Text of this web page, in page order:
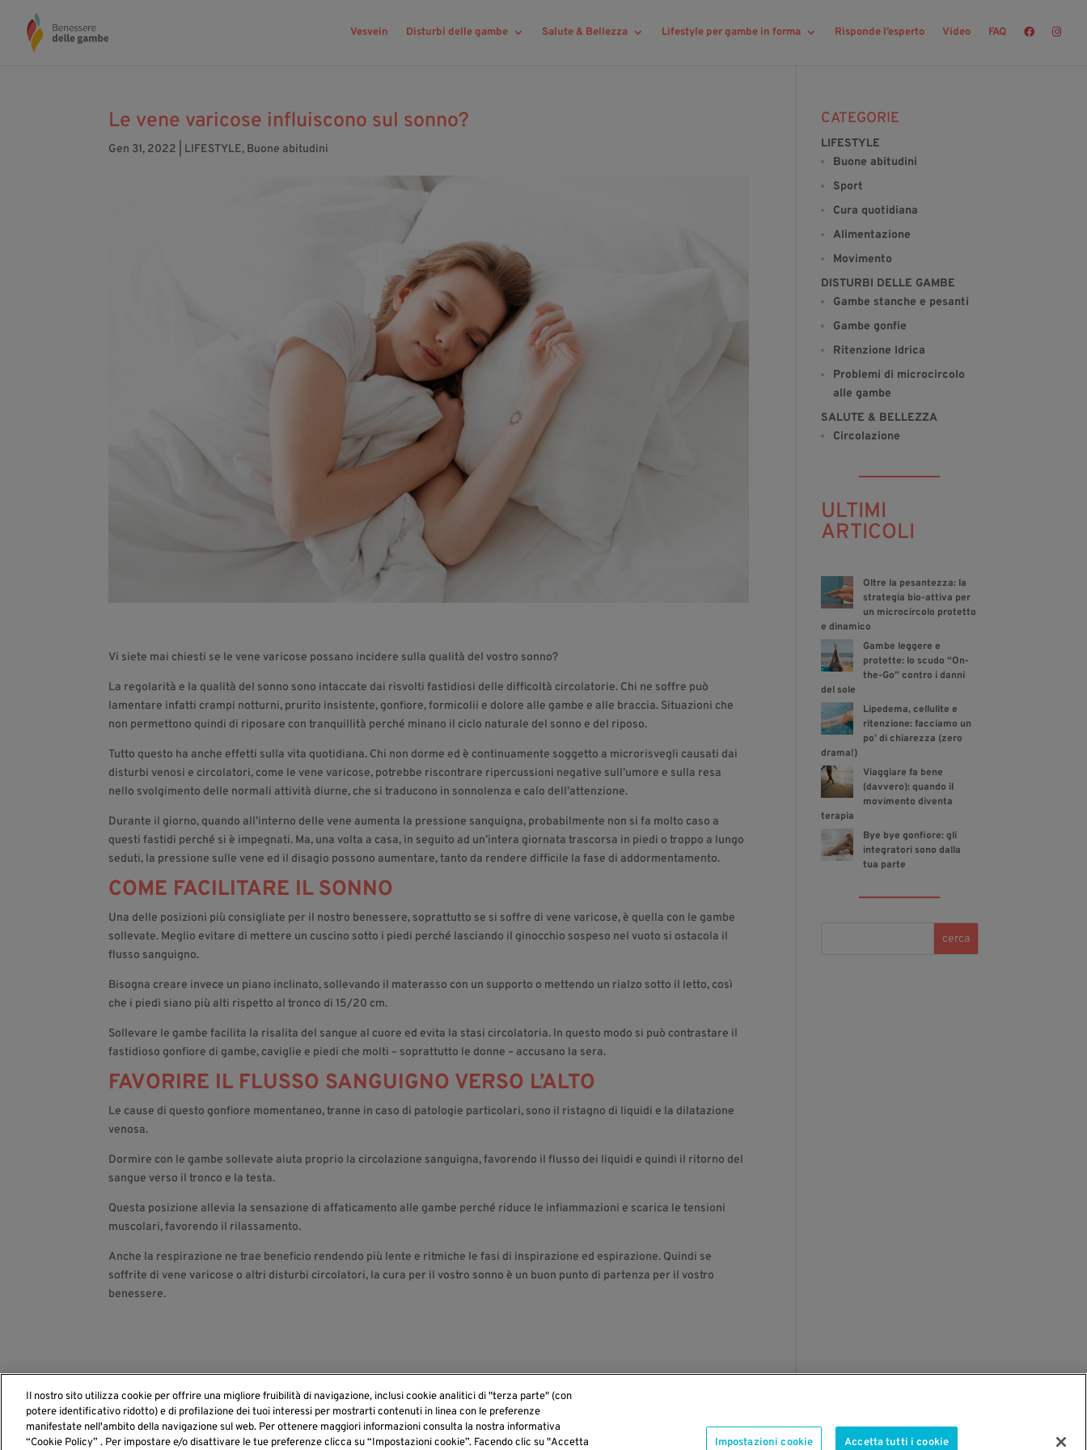
Vesvein Disturbi delle gambe Salute & Bellezza Lifestyle per gambe in forma Risponde l’esperto Video FAQ
Le vene varicose influiscono sul sonno?
Gen 31, 2022 LIFESTYLE, Buone abitudini
Vi siete mai chiesti se le vene varicose possano incidere sulla qualità del vostro sonno?
La regolarità e la qualità del sonno sono intaccate dai risvolti fastidiosi delle difficoltà circolatorie. Chi ne soffre può
lamentare infatti crampi notturni, prurito insistente, gonfiore, formicolii e dolore alle gambe e alle braccia. Situazioni che
non permettono quindi di riposare con tranquillità perché minano il ciclo naturale del sonno e del riposo.
Tutto questo ha anche effetti sulla vita quotidiana. Chi non dorme ed è continuamente soggetto a microrisvegli causati dai
disturbi venosi e circolatori, come le vene varicose, potrebbe riscontrare ripercussioni negative sull’umore e sulla resa
nello svolgimento delle normali attività diurne, che si traducono in sonnolenza e calo dell’attenzione.
Durante il giorno, quando all’interno delle vene aumenta la pressione sanguigna, probabilmente non si fa molto caso a
questi fastidi perché si è impegnati. Ma, una volta a casa, in seguito ad un’intera giornata trascorsa in piedi o troppo a lungo
seduti, la pressione sulle vene ed il disagio possono aumentare, tanto da rendere difficile la fase di addormentamento.
COME FACILITARE IL SONNO
Una delle posizioni più consigliate per il nostro benessere, soprattutto se si soffre di vene varicose, è quella con le gambe
sollevate. Meglio evitare di mettere un cuscino sotto i piedi perché lasciando il ginocchio sospeso nel vuoto si ostacola il
flusso sanguigno.
Bisogna creare invece un piano inclinato, sollevando il materasso con un supporto o mettendo un rialzo sotto il letto, così
che i piedi siano più alti rispetto al tronco di 15/20 cm.
Sollevare le gambe facilita la risalita del sangue al cuore ed evita la stasi circolatoria. In questo modo si può contrastare il
fastidioso gonfiore di gambe, caviglie e piedi che molti – soprattutto le donne – accusano la sera.
FAVORIRE IL FLUSSO SANGUIGNO VERSO L’ALTO
Le cause di questo gonfiore momentaneo, tranne in caso di patologie particolari, sono il ristagno di liquidi e la dilatazione
venosa.
Dormire con le gambe sollevate aiuta proprio la circolazione sanguigna, favorendo il flusso dei liquidi e quindi il ritorno del
sangue verso il tronco e la testa.
Questa posizione allevia la sensazione di affaticamento alle gambe perché riduce le infiammazioni e scarica le tensioni
muscolari, favorendo il rilassamento.
Anche la respirazione ne trae beneficio rendendo più lente e ritmiche le fasi di inspirazione ed espirazione. Quindi se
soffrite di vene varicose o altri disturbi circolatori, la cura per il vostro sonno è un buon punto di partenza per il vostro
benessere.
CATEGORIE
LIFESTYLE
Buone abitudini
Sport
Cura quotidiana
Alimentazione
Movimento
DISTURBI DELLE GAMBE
Gambe stanche e pesanti
Gambe gonfie
Ritenzione Idrica
Problemi di microcircolo
alle gambe
SALUTE & BELLEZZA
Circolazione
ULTIMI
ARTICOLI
Oltre la pesantezza: la
strategia bio-attiva per
un microcircolo protetto
e dinamico
Gambe leggere e
protette: lo scudo “On-
the-Go” contro i danni
del sole
Lipedema, cellulite e
ritenzione: facciamo un
po’ di chiarezza (zero
drama!)
Viaggiare fa bene
(davvero): quando il
movimento diventa
terapia
Bye bye gonfiore: gli
integratori sono dalla
tua parte
cerca
Il nostro sito utilizza cookie per offrire una migliore fruibilità di navigazione, inclusi cookie analitici di "terza parte" (con
potere identificativo ridotto) e di profilazione dei tuoi interessi per mostrarti contenuti in linea con le preferenze
manifestate nell'ambito della navigazione sul web. Per ottenere maggiori informazioni consulta la nostra informativa
“Cookie Policy” . Per impostare e/o disattivare le tue preferenze clicca su “Impostazioni cookie”. Facendo clic su "Accetta
Impostazioni cookie Accetta tutti i cookie